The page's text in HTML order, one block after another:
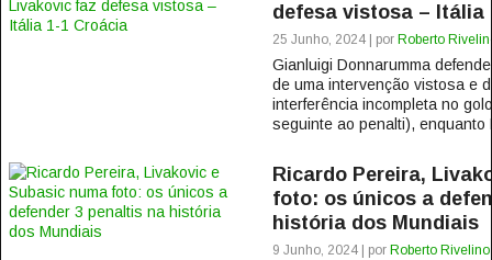
defesa vistosa – Itália
25 Junho, 2024 | por Roberto
Gianluigi Donnarumma
de uma intervenção vistosa e
interferência incompleta no
seguinte ao penalti), enquanto
Ricardo Pereira,
foto: os únicos a
história dos Mundiais
9 Junho, 2024 | por Roberto Rivelino